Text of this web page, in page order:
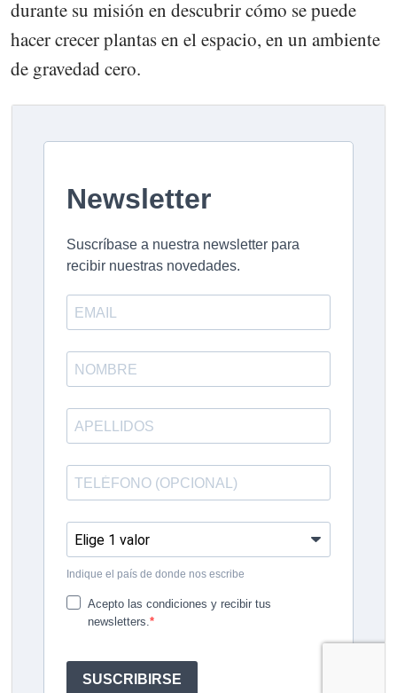
durante su misión en descubrir cómo se puede
hacer crecer plantas en el espacio, en un ambiente
de gravedad cero.